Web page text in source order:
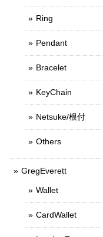
Ring
Pendant
Bracelet
KeyChain
Netsuke/根付
Others
GregEverett
Wallet
CardWallet